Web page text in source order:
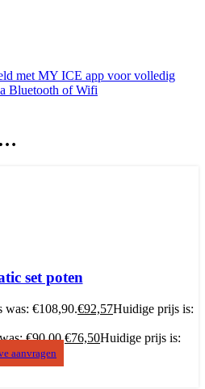
met MY ICE app voor volledig
Bluetooth of Wifi
set poten
was: €108,90.€92,57Huidige prijs is:
€90,00.€76,50Huidige prijs is:
aanvragen